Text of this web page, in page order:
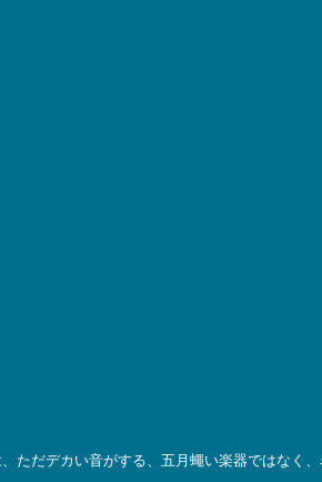
ただデカい音がする、五月蠅い楽器ではなく